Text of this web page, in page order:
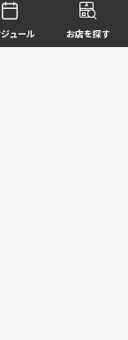
ュール お店を探す